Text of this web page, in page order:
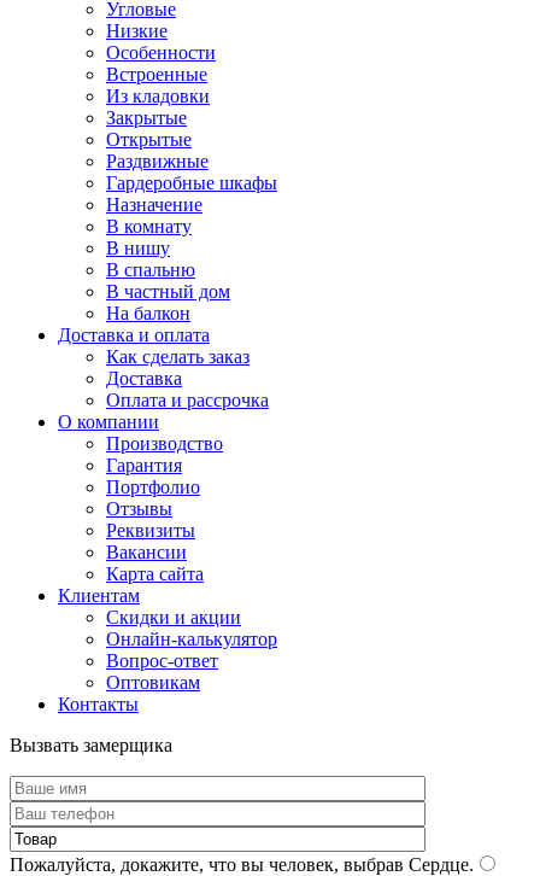
Угловые
Низкие
Особенности
Встроенные
Из кладовки
Закрытые
Открытые
Раздвижные
Гардеробные шкафы
Назначение
В комнату
В нишу
В спальню
В частный дом
На балкон
Доставка и оплата
Как сделать заказ
Доставка
Оплата и рассрочка
О компании
Производство
Гарантия
Портфолио
Отзывы
Реквизиты
Вакансии
Карта сайта
Клиентам
Скидки и акции
Онлайн-калькулятор
Вопрос-ответ
Оптовикам
Контакты
Вызвать замерщика
Пожалуйста, докажите, что вы человек, выбрав Сердце.